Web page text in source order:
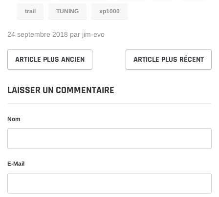
trail TUNING xp1000
24 septembre 2018 par jim-evo
ARTICLE PLUS ANCIEN ARTICLE PLUS RÉCENT
LAISSER UN COMMENTAIRE
Nom
E-Mail